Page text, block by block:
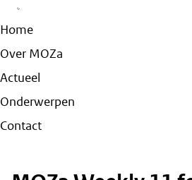
Home
Over MOZa
Actueel
Onderwerpen
Contact